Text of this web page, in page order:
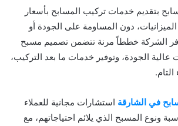
بتقديم خدمات تركيب المسابح بأسعار
دون المساومة على الجودة أو
الشركة خططاً مرنة تتضمن تصميم مسبح
الجودة، وتوفير خدمات ما بعد التركيب،
في الشارقة استشارات مجانية للعملاء
ونوع المسبح الذي يلائم احتياجاتهم، مع